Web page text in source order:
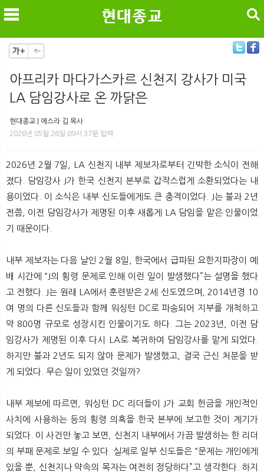
뉴 색
검색
아프리카 마다가스카르 신천지 강사가 미국
LA 담임강사로 온 까닭은
현대종교 | 에스라 김 목사
2026년 05월 26일 09시 37분 입력
2026년 2월 7일, LA 신천지 내부 제보자로부터 긴박한 소식이 전해
졌다. 담임강사 J가 한국 신천지 본부로 갑작스럽게 소환되었다는 내
용이었다. 이 소식은 내부 신도들에게도 큰 충격이었다. J는 불과 2년
전쯤, 이전 담임강사가 제명된 이후 새롭게 LA 담임을 맡은 인물이었
기 때문이다.
내부 제보자는 다음 날인 2월 8일, 한국에서 급파된 요한지파장이 예
배 시간에 “J의 횡령 문제로 인해 이런 일이 발생했다”는 설명을 했다
고 전했다. J는 원래 LA에서 훈련받은 2세 신도였으며, 2014년경 10
여 명의 다른 신도들과 함께 워싱턴 DC로 파송되어 지부를 개척하고
약 800명 규모로 성장시킨 인물이기도 하다. 그는 2023년, 이전 담
임강사가 제명된 이후 다시 LA로 복귀하여 담임강사를 맡게 되었다.
하지만 불과 2년도 되지 않아 문제가 발생했고, 결국 근신 처분을 받
게 되었다. 무슨 일이 있었던 것일까?
내부 제보에 따르면, 워싱턴 DC 리더들이 J가 교회 헌금을 개인적인
사치에 사용하는 등의 횡령 의혹을 한국 본부에 보고한 것이 계기가
되었다. 이 사건만 놓고 보면, 신천지 내부에서 가끔 발생하는 한 리더
의 부패 문제로 보일 수 있다. 실제로 일부 신도들은 “문제는 개인에게
있을 뿐, 신천지나 약속의 목자는 여전히 정당하다”고 생각한다. 하지